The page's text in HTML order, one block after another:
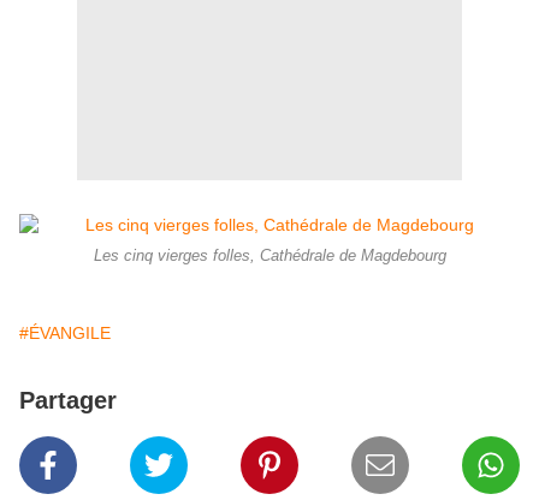
Les cinq vierges folles, Cathédrale de Magdebourg
#ÉVANGILE
Partager